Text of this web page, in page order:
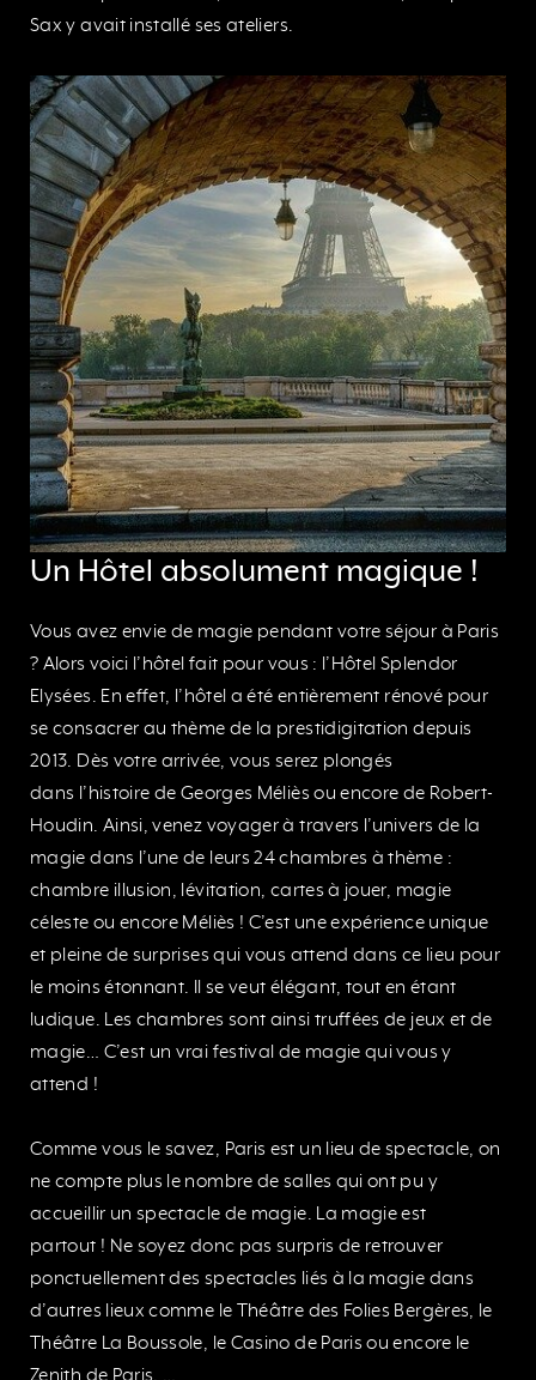
Sax y avait installé ses ateliers.
Un Hôtel absolument magique !
Vous avez envie de magie pendant votre séjour à Paris
? Alors voici l’hôtel fait pour vous : l’Hôtel Splendor
Elysées. En effet, l’hôtel a été entièrement rénové pour
se consacrer au thème de la prestidigitation depuis
2013. Dès votre arrivée, vous serez plongés
dans l’histoire de Georges Méliès ou encore de Robert-
Houdin. Ainsi, venez voyager à travers l’univers de la
magie dans l’une de leurs 24 chambres à thème :
chambre illusion, lévitation, cartes à jouer, magie
céleste ou encore Méliès ! C’est une expérience unique
et pleine de surprises qui vous attend dans ce lieu pour
le moins étonnant. Il se veut élégant, tout en étant
ludique. Les chambres sont ainsi truffées de jeux et de
magie… C’est un vrai festival de magie qui vous y
attend !
Comme vous le savez, Paris est un lieu de spectacle, on
ne compte plus le nombre de salles qui ont pu y
accueillir un spectacle de magie. La magie est
partout ! Ne soyez donc pas surpris de retrouver
ponctuellement des spectacles liés à la magie dans
d’autres lieux comme le Théâtre des Folies Bergères, le
Théâtre La Boussole, le Casino de Paris ou encore le